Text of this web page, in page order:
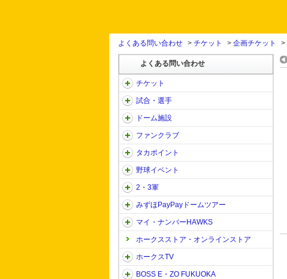
よくある問い合わせ > チケット > 企画チケット >
よくある問い合わせ
チケット
試合・選手
ドーム施設
ファンクラブ
タカポイント
野球イベント
2・3軍
みずほPayPayドームツアー
マイ・ナンバーHAWKS
ホークスストア・オンラインストア
ホークスTV
BOSS E・ZO FUKUOKA